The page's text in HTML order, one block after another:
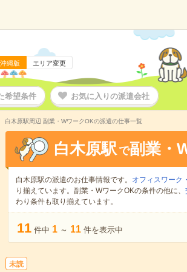
縄版 エリア変更
希望条件 お気に入りの派遣会社
白木原駅周辺 副業・WワークOKの派遣の仕事一覧
白木原駅 で副業・
白木原駅の派遣のお仕事情報です。 オフィスワーク
り揃えています。副業・WワークOKの条件の他に、
わり条件も取り揃えています。
11 件中 1 ～ 11 件を表示中
未読